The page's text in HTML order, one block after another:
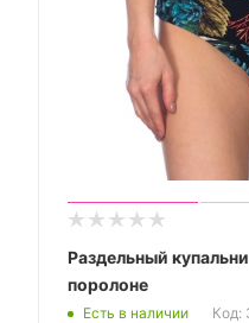
Раздельный
поролоне
Есть в наличии Код: